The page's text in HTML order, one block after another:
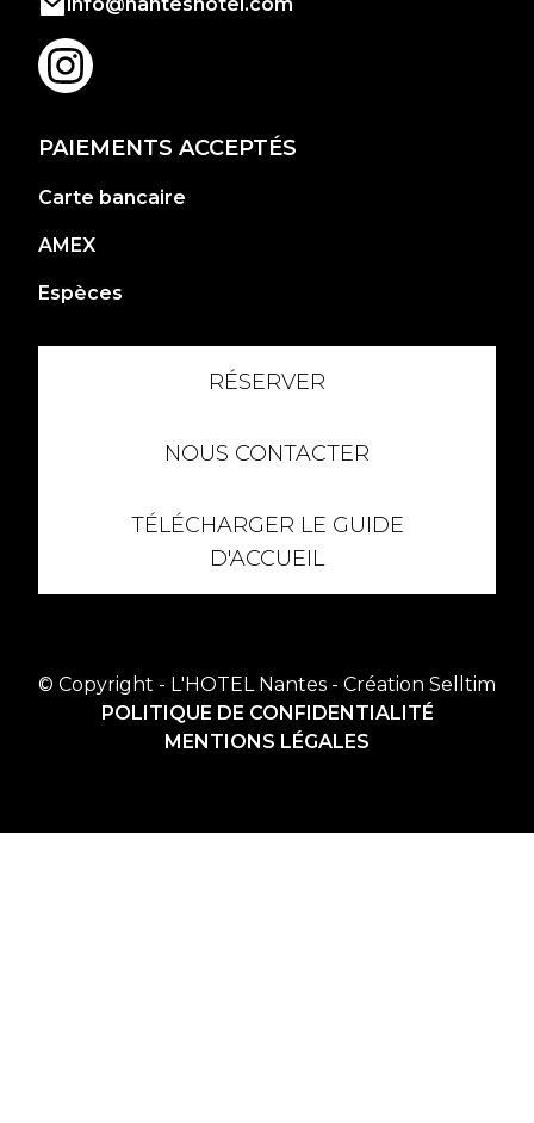
PAIEMENTS ACCEPTÉS
Carte bancaire
AMEX
Espèces
RÉSERVER
NOUS CONTACTER
TÉLÉCHARGER LE GUIDE
D'ACCUEIL
© Copyright - L'HOTEL Nantes - Création Selltim
POLITIQUE DE CONFIDENTIALITÉ
MENTIONS LÉGALES